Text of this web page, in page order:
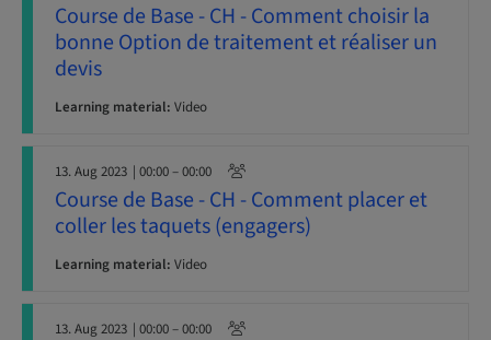
Course de Base - CH - Comment choisir la
bonne Option de traitement et réaliser un
devis
Learning material: Video
13. Aug 2023 | 00:00 – 00:00
Course de Base - CH - Comment placer et
coller les taquets (engagers)
Learning material: Video
13. Aug 2023 | 00:00 – 00:00